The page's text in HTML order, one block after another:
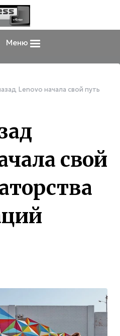
Меню
Lenovo начала свой путь
свой